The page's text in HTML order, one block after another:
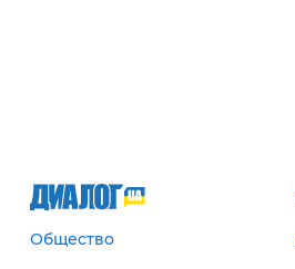
Общество